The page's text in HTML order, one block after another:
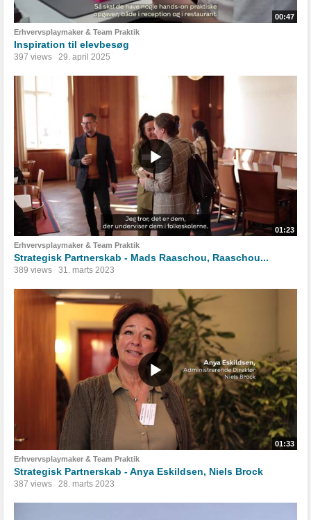
00:47
Erhvervsplaymaker & Team Praktik
Inspiration til elevbesøg
397 views 29. april 2025
01:23
Erhvervsplaymaker & Team Praktik
Strategisk Partnerskab - Mads Raaschou, Raaschou...
389 views 31. marts 2023
01:33
Erhvervsplaymaker & Team Praktik
Strategisk Partnerskab - Anya Eskildsen, Niels Brock
387 views 28. marts 2023